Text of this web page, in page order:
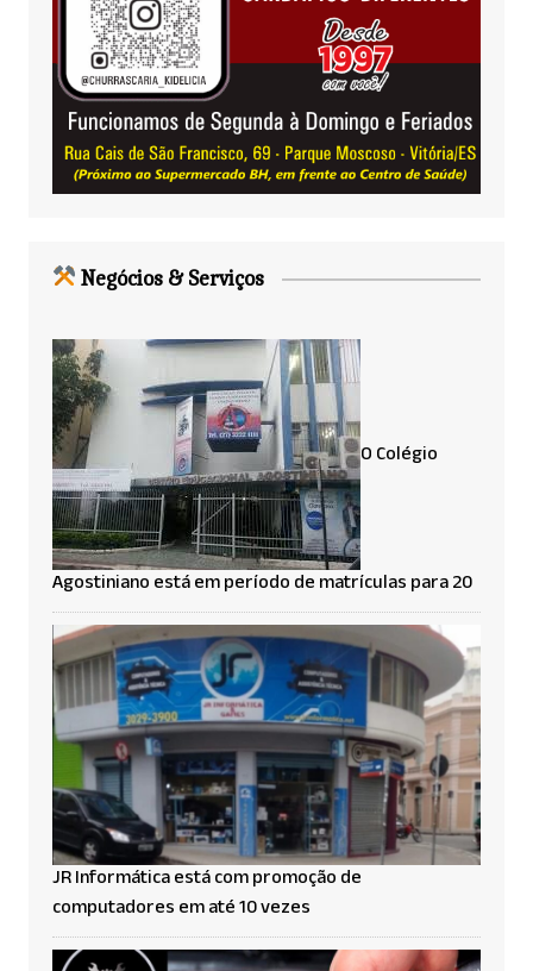
Negócios & Serviços
O Colégio
Agostiniano está em período de matrículas para 20
JR Informática está com promoção de
computadores em até 10 vezes